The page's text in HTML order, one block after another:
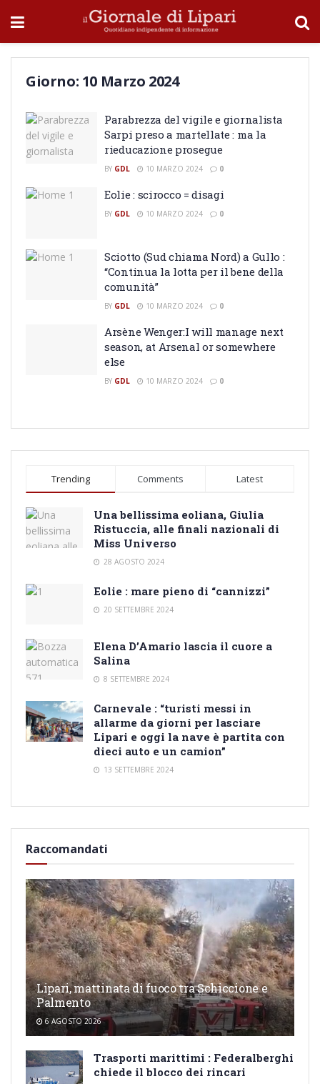
Giorno: 10 Marzo 2024
Parabrezza del vigile e giornalista
Sarpi preso a martellate : ma la
rieducazione prosegue
BY GDL 10 MARZO 2024 0
Eolie : scirocco = disagi
BY GDL 10 MARZO 2024 0
Sciotto (Sud chiama Nord) a Gullo :
“Continua la lotta per il bene della
comunità”
BY GDL 10 MARZO 2024 0
Arsène Wenger:I will manage next
season, at Arsenal or somewhere
else
BY GDL 10 MARZO 2024 0
Trending Comments Latest
Una bellissima eoliana, Giulia
Ristuccia, alle finali nazionali di
Miss Universo
28 AGOSTO 2024
Eolie : mare pieno di “cannizzi”
20 SETTEMBRE 2024
Elena D’Amario lascia il cuore a
Salina
8 SETTEMBRE 2024
Carnevale : “turisti messi in
allarme da giorni per lasciare
Lipari e oggi la nave è partita con
dieci auto e un camion”
13 SETTEMBRE 2024
Raccomandati
Lipari, mattinata di fuoco tra Schiccione e
Palmento
6 AGOSTO 2026
Trasporti marittimi : Federalberghi
chiede il blocco dei rincari